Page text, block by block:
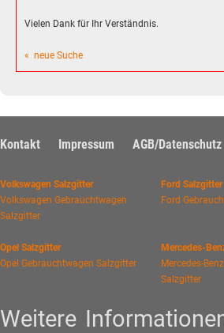
Vielen Dank für Ihr Verständnis.
« neue Suche
Kontakt Impressum AGB/Datenschutz
Volkswagen Salzgitter
Volkswagen Gebrauchtwagen
Salzgitter
Ford Salzgitter
Ford
Opel Salzgitter
Opel Gebrauchtwagen Salzgitter
Mercedes-
Mercedes-
Salzgitter
Weitere